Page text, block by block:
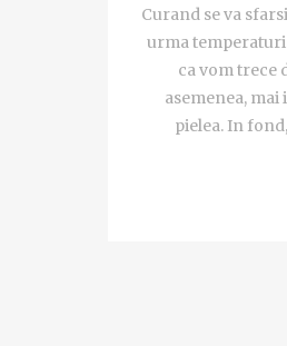
Curand se va
urma temperaturi
ca vom trece
asemenea,
pielea. In